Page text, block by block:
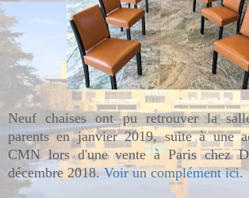
Neuf chaises ont pu retrouver la
parents en janvier 2019, suite à une
CMN lors d'une vente à Paris chez
décembre 2018.Voir un complément ici.